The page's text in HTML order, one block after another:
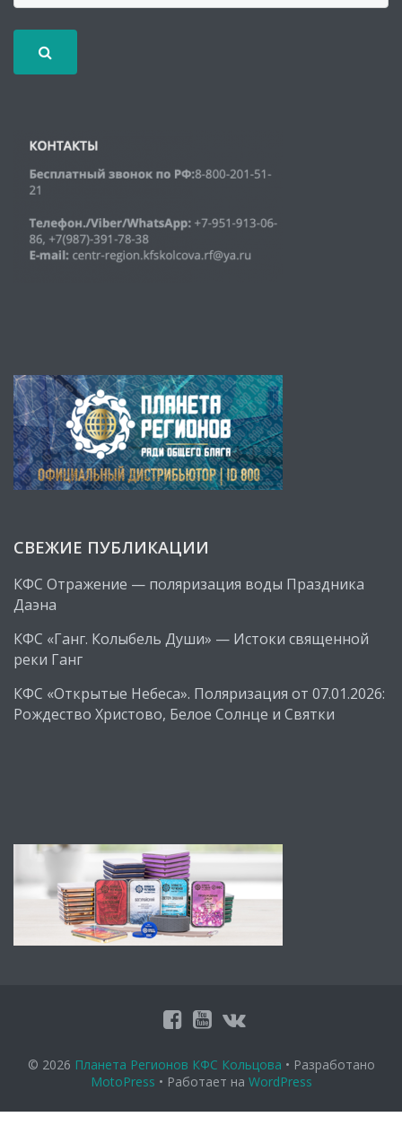
СВЕЖИЕ ПУБЛИКАЦИИ
КФС Отражение — поляризация воды Праздника
Даэна
КФС «Ганг. Колыбель Души» — Истоки священной
реки Ганг
КФС «Открытые Небеса». Поляризация от 07.01.2026:
Рождество Христово, Белое Солнце и Святки
© 2026 Планета Регионов КФС Кольцова • Разработано
MotoPress • Работает на WordPress